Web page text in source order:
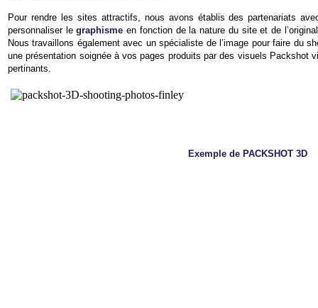
Pour rendre les sites attractifs, nous avons établis des partenariats
personnaliser legraphisme en fonction de la nature du site et de
Nous travaillons également avec un spécialiste de l’image pour faire du
une présentation soignée à vos pages produits par des visuels Packshot
pertinants.
Exemple de PACKSHOT 3D